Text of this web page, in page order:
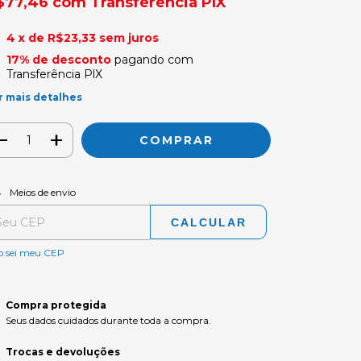
4 x de R$23,33 sem juros
17% de descontopagando com
Transferência PlX
mais detalhes
para o CEP:
Meios de envio
CALCULAR
sei meu CEP
Compra protegida
Seus dados cuidados durante toda a compra.
Trocas e devoluções